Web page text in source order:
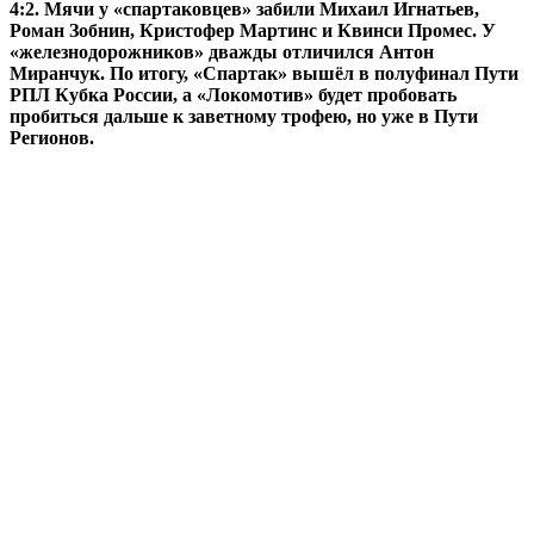
4:2. Мячи у «спартаковцев» забили Михаил Игнатьев,
Роман Зобнин, Кристофер Мартинс и Квинси Промес. У
«железнодорожников» дважды отличился Антон
Миранчук. По итогу, «Спартак» вышёл в полуфинал Пути
РПЛ Кубка России, а «Локомотив» будет пробовать
пробиться дальше к заветному трофею, но уже в Пути
Регионов.